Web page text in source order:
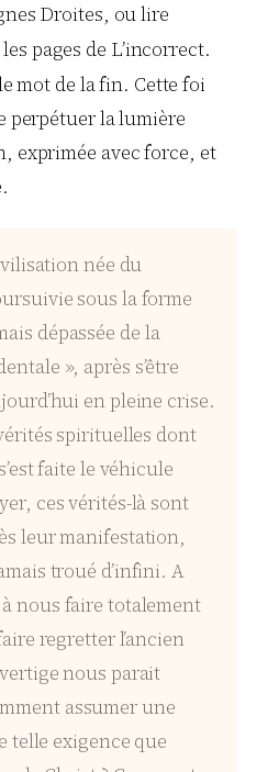
Droites, ou lire
pages de L’incorrect.
mot de la fin. Cette foi
perpétuer la lumière
exprimée avec force, et
née du
sous la forme
dépassée de la
», après s’être
en pleine crise.
spirituelles dont
faite le véhicule
ces vérités-là sont
leur manifestation,
troué d’infini. A
nous faire totalement
regretter l’ancien
nous parait
assumer une
telle exigence que